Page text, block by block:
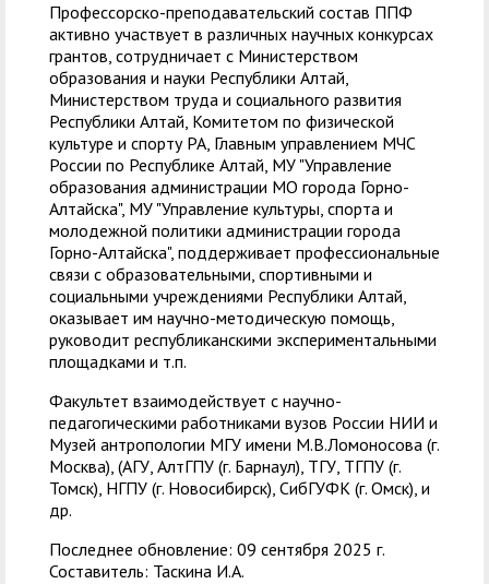
Профессорско-преподавательский состав ППФ
активно участвует в различных научных конкурсах
грантов, сотрудничает с Министерством
образования и науки Республики Алтай,
Министерством труда и социального развития
Республики Алтай, Комитетом по физической
культуре и спорту РА, Главным управлением МЧС
России по Республике Алтай, МУ "Управление
образования администрации МО города Горно-
Алтайска", МУ "Управление культуры, спорта и
молодежной политики администрации города
Горно-Алтайска", поддерживает профессиональные
связи с образовательными, спортивными и
социальными учреждениями Республики Алтай,
оказывает им научно-методическую помощь,
руководит республиканскими экспериментальными
площадками и т.п.
Факультет взаимодействует с научно-
педагогическими работниками вузов России НИИ и
Музей антропологии МГУ имени М.В.Ломоносова (г.
Москва), (АГУ, АлтГПУ (г. Барнаул), ТГУ, ТГПУ (г.
Томск), НГПУ (г. Новосибирск), СибГУФК (г. Омск), и
др.
Последнее обновление: 09 сентября 2025 г.
Составитель: Таскина И.А.